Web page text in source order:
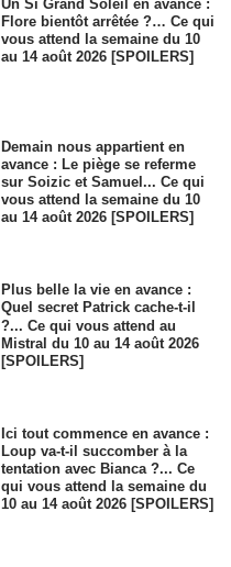
Un Si Grand Soleil en avance :
Flore bientôt arrêtée ?… Ce qui
vous attend la semaine du 10
au 14 août 2026 [SPOILERS]
Demain nous appartient en
avance : Le piège se referme
sur Soizic et Samuel... Ce qui
vous attend la semaine du 10
au 14 août 2026 [SPOILERS]
Plus belle la vie en avance :
Quel secret Patrick cache-t-il
?... Ce qui vous attend au
Mistral du 10 au 14 août 2026
[SPOILERS]
Ici tout commence en avance :
Loup va-t-il succomber à la
tentation avec Bianca ?... Ce
qui vous attend la semaine du
10 au 14 août 2026 [SPOILERS]